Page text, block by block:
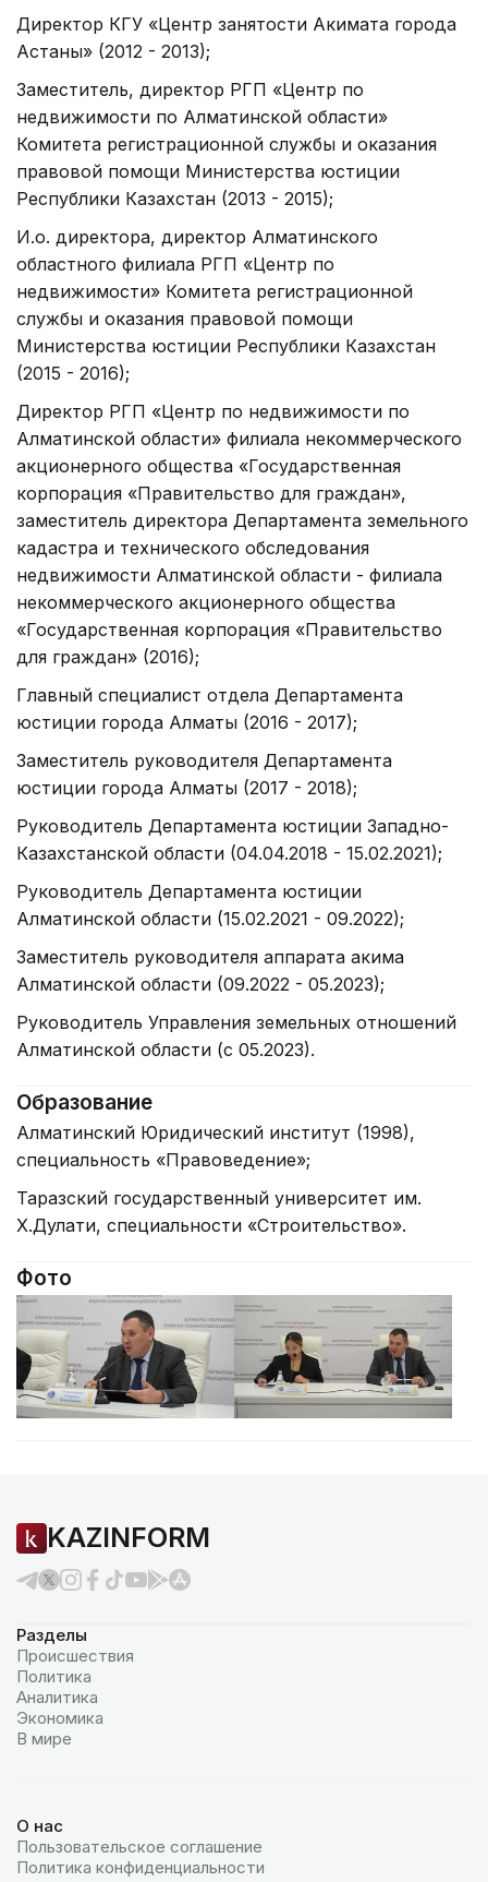
Директор КГУ «Центр занятости Акимата города
Астаны» (2012 - 2013);
Заместитель, директор РГП «Центр по
недвижимости по Алматинской области»
Комитета регистрационной службы и оказания
правовой помощи Министерства юстиции
Республики Казахстан (2013 - 2015);
И.о. директора, директор Алматинского
областного филиала РГП «Центр по
недвижимости» Комитета регистрационной
службы и оказания правовой помощи
Министерства юстиции Республики Казахстан
(2015 - 2016);
Директор РГП «Центр по недвижимости по
Алматинской области» филиала некоммерческого
акционерного общества «Государственная
корпорация «Правительство для граждан»,
заместитель директора Департамента земельного
кадастра и технического обследования
недвижимости Алматинской области - филиала
некоммерческого акционерного общества
«Государственная корпорация «Правительство
для граждан» (2016);
Главный специалист отдела Департамента
юстиции города Алматы (2016 - 2017);
Заместитель руководителя Департамента
юстиции города Алматы (2017 - 2018);
Руководитель Департамента юстиции Западно-
Казахстанской области (04.04.2018 - 15.02.2021);
Руководитель Департамента юстиции
Алматинской области (15.02.2021 - 09.2022);
Заместитель руководителя аппарата акима
Алматинской области (09.2022 - 05.2023);
Руководитель Управления земельных отношений
Алматинской области (с 05.2023).
Образование
Алматинский Юридический институт (1998),
специальность «Правоведение»;
Таразский государственный университет им.
Х.Дулати, специальности «Строительство».
Фото
KAZINFORM
Разделы
Происшествия
Политика
Аналитика
Экономика
В мире
О нас
Пользовательское соглашение
Политика конфиденциальности